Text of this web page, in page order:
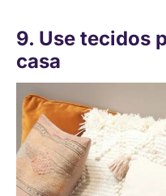
9. Use tecidos
casa